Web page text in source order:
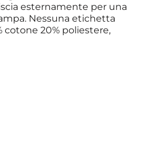
esternamente per una
Nessuna etichetta
cotone 20% poliestere,